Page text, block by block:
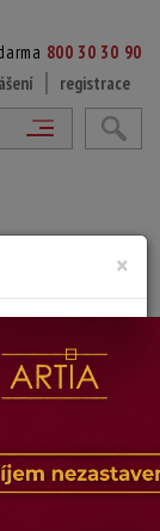
800 30 30 90
registrace
×